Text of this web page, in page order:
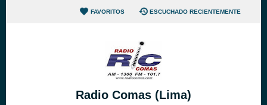
FAVORITOS ESCUCHADO RECIENTEMENTE
Radio Comas (Lima)